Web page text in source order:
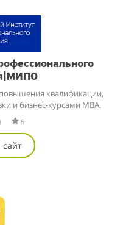
квалификации,
и бизнес-курсами MBA.
5